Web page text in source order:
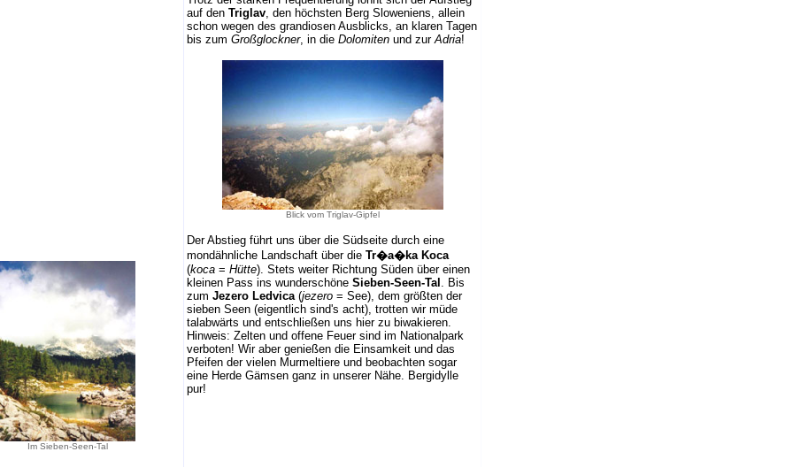
Im Sieben-Seen-Tal
auf den Triglav, den höchsten Berg Sloweniens, allein
schon wegen des grandiosen Ausblicks, an klaren Tagen
bis zum Großglockner, in die Dolomiten und zurAdria!
Blick vom Triglav-Gipfel
Der Abstieg führt uns über die Südseite durch eine
mondähnliche Landschaft über die Tr�a�ka Koca
(koca = Hütte). Stets weiter Richtung Süden über einen
kleinen Pass ins wunderschöne Sieben-Seen-Tal . Bis
zum Jezero Ledvica(jezero = See), dem größten der
sieben Seen (eigentlich sind's acht), trotten wir müde
talabwärts und entschließen uns hier zu biwakieren.
Hinweis: Zelten und offene Feuer sind im Nationalpark
verboten! Wir aber genießen die Einsamkeit und das
Pfeifen der vielen Murmeltiere und beobachten sogar
eine Herde Gämsen ganz in unserer Nähe. Bergidylle
pur!